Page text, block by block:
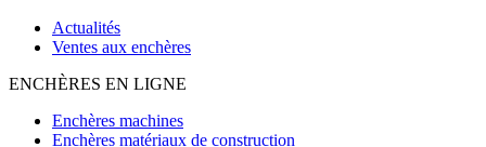
Actualités
Ventes aux enchères
ENCHÈRES EN LIGNE
Enchères machines
Enchères matériaux de construction